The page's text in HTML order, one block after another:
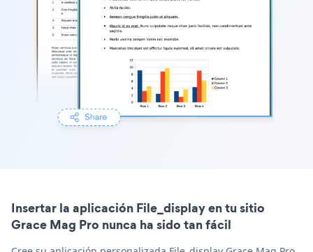
Insertar la aplicación File_display en tu sitio
Grace Mag Pro nunca ha sido tan fácil